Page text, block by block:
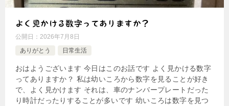
よく見かける数字ってありますか？
公開日： 2026年7月8日
ありがとう
日常生活
おはようございます 今日はこのお話です よく見かける数字
ってありますか？ 私は幼いころから数字を見ることが好き
で、よく見かけます それは、車のナンバープレートだった
り時計だったりすることが多いです 幼いころは数字を見つ